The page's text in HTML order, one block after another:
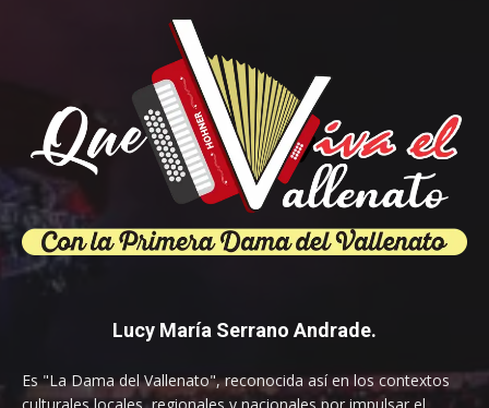
Lucy María Serrano Andrade.
Es "La Dama del Vallenato", reconocida así en los contextos